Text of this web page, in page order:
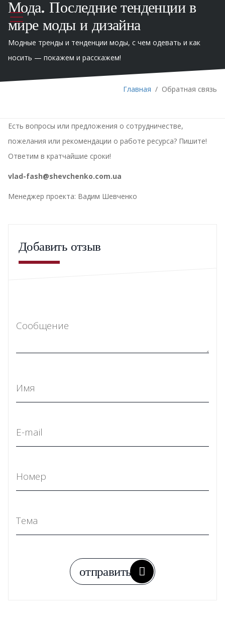
Мода. Последние тенденции в
мире моды и дизайна
Модные тренды и тенденции моды, с чем одевать и как
носить — покажем и расскажем!
Главная / Обратная связь
Есть вопросы или предложения о сотрудничестве,
пожелания или рекомендации о работе ресурса? Пишите!
Ответим в кратчайшие сроки!
vlad-fash@shevchenko.com.ua
Менеджер проекта: Вадим Шевченко
Добавить отзыв